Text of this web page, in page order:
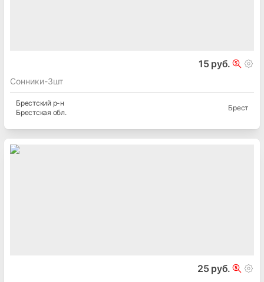
15 руб.
Сонники-3шт
Брестскийр-н
Брестская обл.
Брест
25 руб.